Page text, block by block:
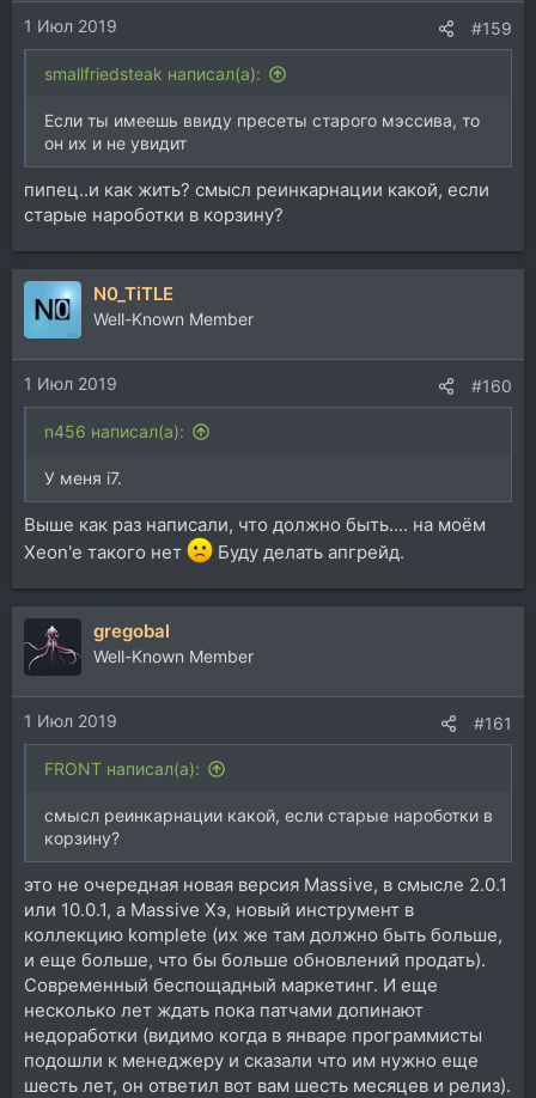
1 Июл 2019 #159
smallfriedsteak написал(а):
Если ты имеешь ввиду пресеты старого мэссива, то
он их и не увидит
пипец..и как жить? смысл реинкарнации какой, если
старые нароботки в корзину?
N0_TiTLE
Well-Known Member
1 Июл 2019 #160
n456 написал(а):
У меня i7.
Выше как раз написали, что должно быть.... на моём
Xeon'е такого нет
Буду делать апгрейд.
gregobal
Well-Known Member
1 Июл 2019 #161
FRONT написал(а):
смысл реинкарнации какой, если старые нароботки в
корзину?
это не очередная новая версия Massive, в смысле 2.0.1
или 10.0.1, а Massive Хэ, новый инструмент в
коллекцию komplete (их же там должно быть больше,
и еще больше, что бы больше обновлений продать).
Современный беспощадный маркетинг. И еще
несколько лет ждать пока патчами допинают
недоработки (видимо когда в январе программисты
подошли к менеджеру и сказали что им нужно еще
шесть лет, он ответил вот вам шесть месяцев и релиз).